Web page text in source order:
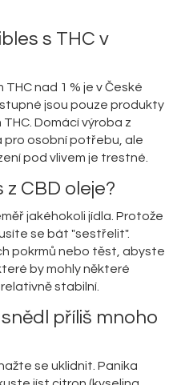
s THC v
nad 1 % je v České
jsou pouze produkty
Domácí výroba z
pro osobní potřebu, ale
pod vlivem je trestné.
CBD oleje?
jakéhokoli jídla. Protože
se bát "sestřelit".
pokrmů nebo těst, abyste
by mohly některé
stabilní.
příliš mnoho
se uklidnit. Panika